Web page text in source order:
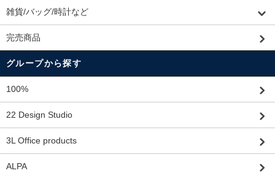
雑貨/バッグ/時計など
完売商品
グループから探す
100%
22 Design Studio
3L Office products
ALPA